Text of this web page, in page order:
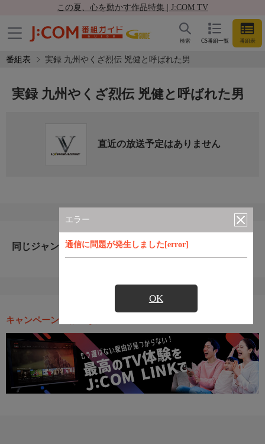
この夏、心を動かす作品特集 | J:COM TV
CS番組一覧 番組表
検索
番組表 実録 九州やくざ烈伝 兇健と呼ばれた男
エラー
通信に問題が発生しました[error]
OK
実録 九州やくざ烈伝 兇健と呼ばれた男
直近の放送予定はありません
同じジャンルのおすすめ番組
キャンペーン・お得な情報